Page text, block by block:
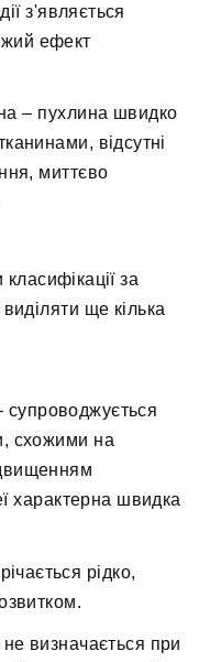
з'являється
ефект
– пухлина швидко
відсутні
миттєво
за
ще кілька
схожими на
характерна швидка
рідко,
визначається при